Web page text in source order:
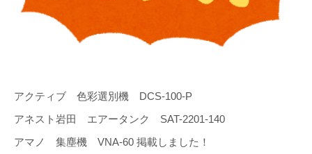
アクティブ 色彩選別機 DCS-100-P
アネスト岩田 エアータンク SAT-2201-140
アマノ 集塵機 VNA-60 掲載しました！